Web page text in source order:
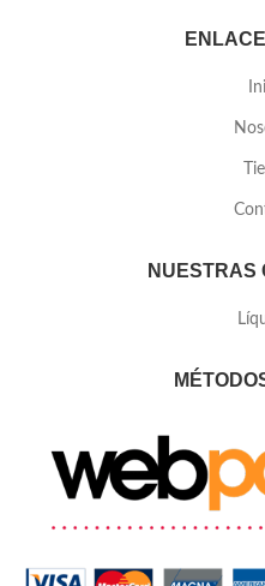
NUESTRAS